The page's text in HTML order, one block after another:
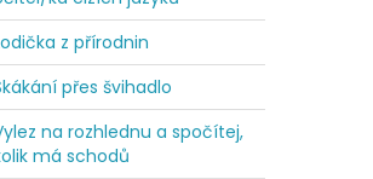
z přírodnin
přes švihadlo
na rozhlednu a spočítej,
má schodů